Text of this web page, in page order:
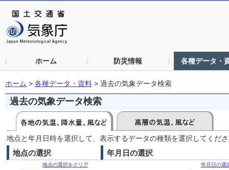
ホーム 防災情報 各種データ・
ホーム > 各種データ・資料 > 過去の気象データ検索
過去の気象データ検索
地点と年月日時を選択して、表示するデータの種類を選択してくだ
地点の選択
地点の選択をクリア
年月日の選択
年月日の選